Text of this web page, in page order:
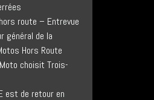
route – Entrevue
général de la
Hors Route
choisit Trois-
est de retour en